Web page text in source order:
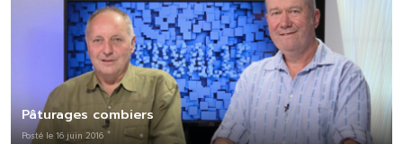
Pâturages combiers
Posté le 16 juin 2016